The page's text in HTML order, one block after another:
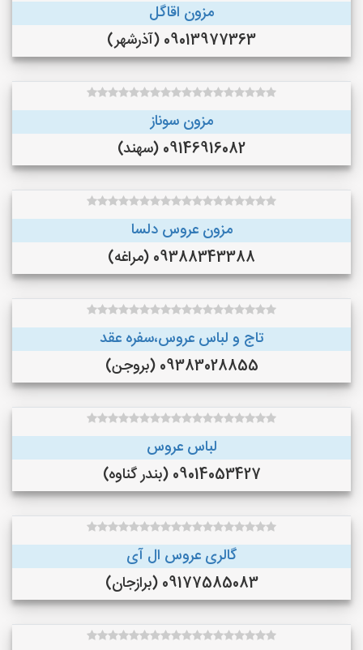
مزون اقاگل
09013977363 (آذرشهر)
مزون سوناز
09146916082 (سهند)
مزون عروس دلسا
09388343388 (مراغه)
تاج و لباس عروس،سفره عقد
09383028855 (بروجن)
لباس عروس
09014053427 (بندر گناوه)
گالری عروس ال آی
09177585083 (برازجان)